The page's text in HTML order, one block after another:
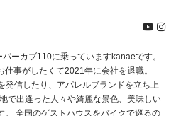
ーカブ110に乗っていますkanaeです。
事がしたくて2021年に会社を退職。
発信したり、アパレルブランドを立ち上
で出逢った人々や綺麗な景色、美味しい
。 全国のゲストハウスをバイクで巡るの